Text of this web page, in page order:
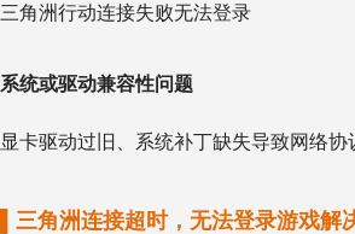
三角洲行动连接失败无法登录
系统或驱动兼容性问题
显卡驱动过旧、系统补丁缺失导致网络
▌三角洲连接超时，无法登录游戏解